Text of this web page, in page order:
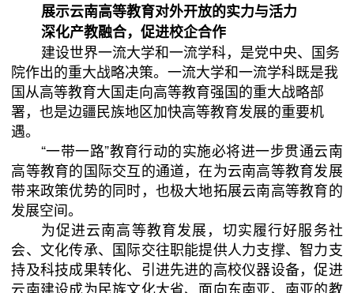
展示云南高等教育对外开放的实力与活力
深化产教融合，促进校企合作
建设世界一流大学和一流学科，是党中央、国务
院作出的重大战略决策。一流大学和一流学科既是我
国从高等教育大国走向高等教育强国的重大战略部
署，也是边疆民族地区加快高等教育发展的重要机
遇。
“一带一路”教育行动的实施必将进一步贯通云南
高等教育的国际交互的通道，在为云南高等教育发展
带来政策优势的同时，也极大地拓展云南高等教育的
发展空间。
为促进云南高等教育发展，切实履行好服务社
会、文化传承、国际交往职能提供人力支撑、智力支
持及科技成果转化、引进先进的高校仪器设备，促进
云南建设成为民族文化大省、面向东南亚、南亚的教